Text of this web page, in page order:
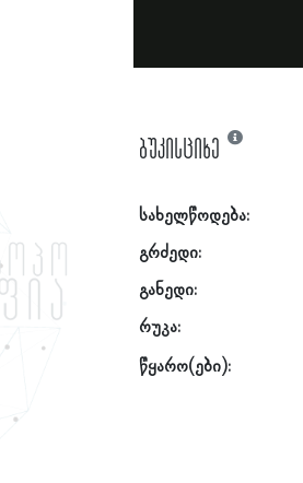
ბუკისციხე
სახელწოდება:
გრძედი:
განედი:
რუკა:
წყარო(ები):